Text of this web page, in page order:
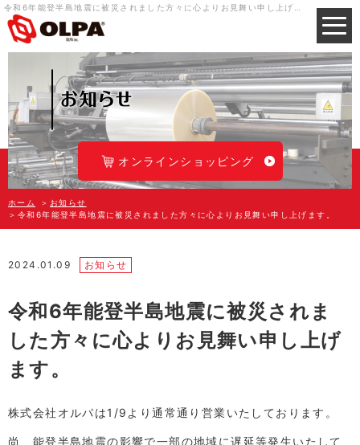
オンラインショッピング
ホーム
お知らせ
令和6年能登半島地震に被災されました方々に心よりお見舞い申し上げます。
2024.01.09 お知らせ
令和6年能登半島地震に被災されま
した方々に心よりお見舞い申し上げ
ます。
株式会社オルパは1/9より通常通り営業いたしております。
尚、能登半島地震の影響で一部の地域に遅延等発生いたして